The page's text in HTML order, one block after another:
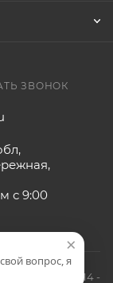
ЗВОНОК
с 9:00
2014 -
×
вопрос, я